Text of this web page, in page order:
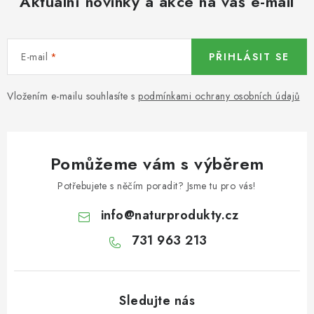
KOŘENÍ / JEDNODRUHOVÉ KOŘENÍ / BADYÁN
DÁRKOVÉ POUKAZY
OŘECHY NATURAL / MANDLE
OŘECHY NATURAL / KEŠU OŘECHY / KEŠU OŘECHY
OŘECHY NATURAL / PODZEMNICE (ARAŠÍDY) /
PODZEMNICE OLEJNÁ BLANŠÍROVANÁ
E-mail
Vložením e-mailu souhlasíte s podmínkami ochrany osobních údajů
PŘIHLÁSIT SE
Pomůžeme vám s výběrem
Potřebujete s něčím poradit? Jsme tu pro vás!
info@naturprodukty.cz
731 963 213